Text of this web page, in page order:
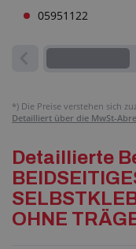
Lesen Sie (3)
05951122
*) Die Preise verstehen sich
Detailliert über die MwSt-
Detaillierte
OHNE